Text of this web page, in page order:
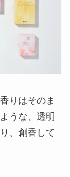
りはそのま
うな、透明
、創香して